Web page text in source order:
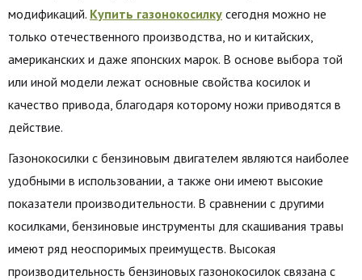
модификаций. Купить газонокосилку сегодня можно не
только отечественного производства, но и китайских,
американских и даже японских марок. В основе выбора той
или иной модели лежат основные свойства косилок и
качество привода, благодаря которому ножи приводятся в
действие.
Газонокосилки с бензиновым двигателем являются наиболее
удобными в использовании, а также они имеют высокие
показатели производительности. В сравнении с другими
косилками, бензиновые инструменты для скашивания травы
имеют ряд неоспоримых преимуществ. Высокая
производительность бензиновых газонокосилок связана с